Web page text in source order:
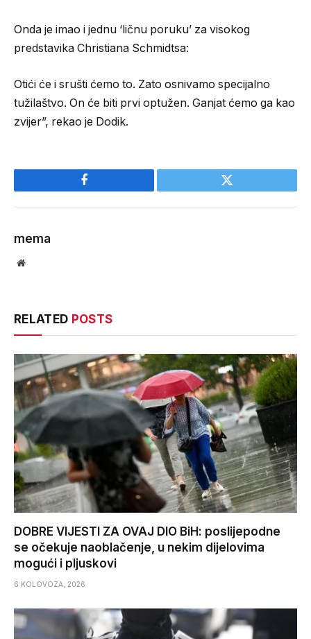
Onda je imao i jednu ‘ličnu poruku’ za visokog
predstavika Christiana Schmidtsa:
Otići će i srušti ćemo to. Zato osnivamo specijalno
tužilaštvo. On će biti prvi optužen. Ganjat ćemo ga kao
zvijer”, rekao je Dodik.
Facebook Twitter
mema
Website
RELATED POSTS
DOBRE VIJESTI ZA OVAJ DIO BiH: poslijepodne
se očekuje naoblačenje, u nekim dijelovima
mogući i pljuskovi
6 KOLOVOZA, 2026